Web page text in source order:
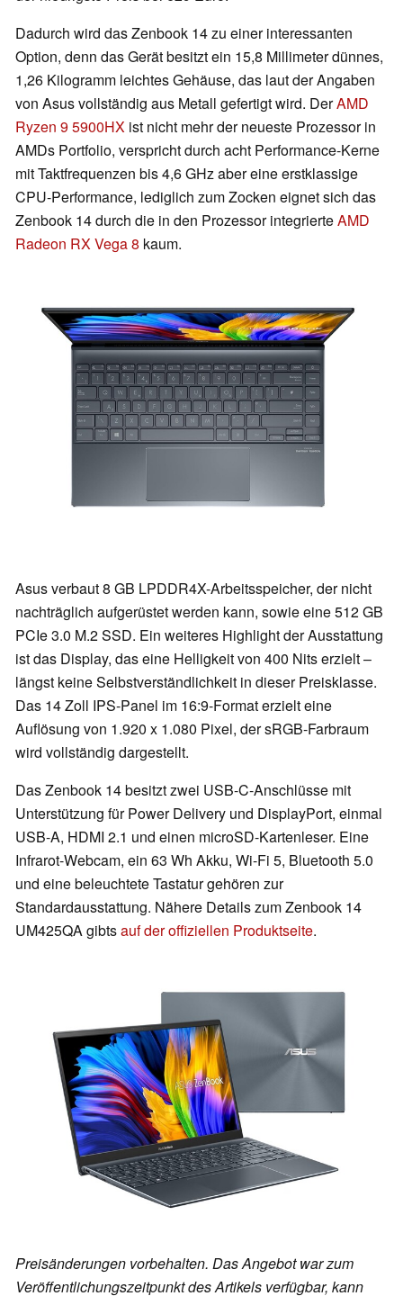
Dadurch wird das Zenbook 14 zu einer interessanten
Option, denn das Gerät besitzt ein 15,8 Millimeter dünnes,
1,26 Kilogramm leichtes Gehäuse, das laut der Angaben
von Asus vollständig aus Metall gefertigt wird. DerAMD
Ryzen 9 5900HX ist nicht mehr der neueste Prozessor in
AMDs Portfolio, verspricht durch acht Performance-Kerne
mit Taktfrequenzen bis 4,6 GHz aber eine erstklassige
CPU-Performance, lediglich zum Zocken eignet sich das
Zenbook 14 durch die in den Prozessor integrierteAMD
Radeon RX Vega 8 kaum.
Asus verbaut 8 GB LPDDR4X-Arbeitsspeicher, der nicht
nachträglich aufgerüstet werden kann, sowie eine 512 GB
PCIe 3.0 M.2 SSD. Ein weiteres Highlight der Ausstattung
ist das Display, das eine Helligkeit von 400 Nits erzielt –
längst keine Selbstverständlichkeit in dieser Preisklasse.
Das 14 Zoll IPS-Panel im 16:9-Format erzielt eine
Auflösung von 1.920 x 1.080 Pixel, der sRGB-Farbraum
wird vollständig dargestellt.
Das Zenbook 14 besitzt zwei USB-C-Anschlüsse mit
Unterstützung für Power Delivery und DisplayPort, einmal
USB-A, HDMI 2.1 und einen microSD-Kartenleser. Eine
Infrarot-Webcam, ein 63 Wh Akku, Wi-Fi 5, Bluetooth 5.0
und eine beleuchtete Tastatur gehören zur
Standardausstattung. Nähere Details zum Zenbook 14
UM425QA gibtsauf der offiziellen Produktseite.
Preisänderungen vorbehalten. Das Angebot war zum
Veröffentlichungszeitpunkt des Artikels verfügbar, kann